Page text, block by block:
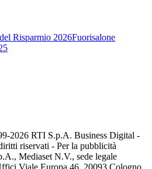
Risparmio 2026Fuorisalone
2026 RTI S.p.A. Business Digital -
riservati - Per la pubblicità
Mediaset N.V., sede legale